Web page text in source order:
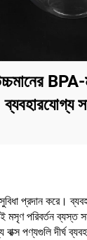
ব্যবহারযোগ্য
প্রদান করে।
মসৃণ পরিবর্তন
পণ্যগুলি দীর্ঘ